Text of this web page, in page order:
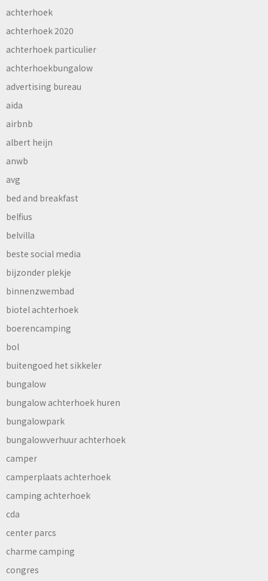
achterhoek
achterhoek 2020
achterhoek particulier
achterhoekbungalow
advertising bureau
aida
airbnb
albert heijn
anwb
avg
bed and breakfast
belfius
belvilla
beste social media
bijzonder plekje
binnenzwembad
biotel achterhoek
boerencamping
bol
buitengoed het sikkeler
bungalow
bungalow achterhoek huren
bungalowpark
bungalowverhuur achterhoek
camper
camperplaats achterhoek
camping achterhoek
cda
center parcs
charme camping
congres